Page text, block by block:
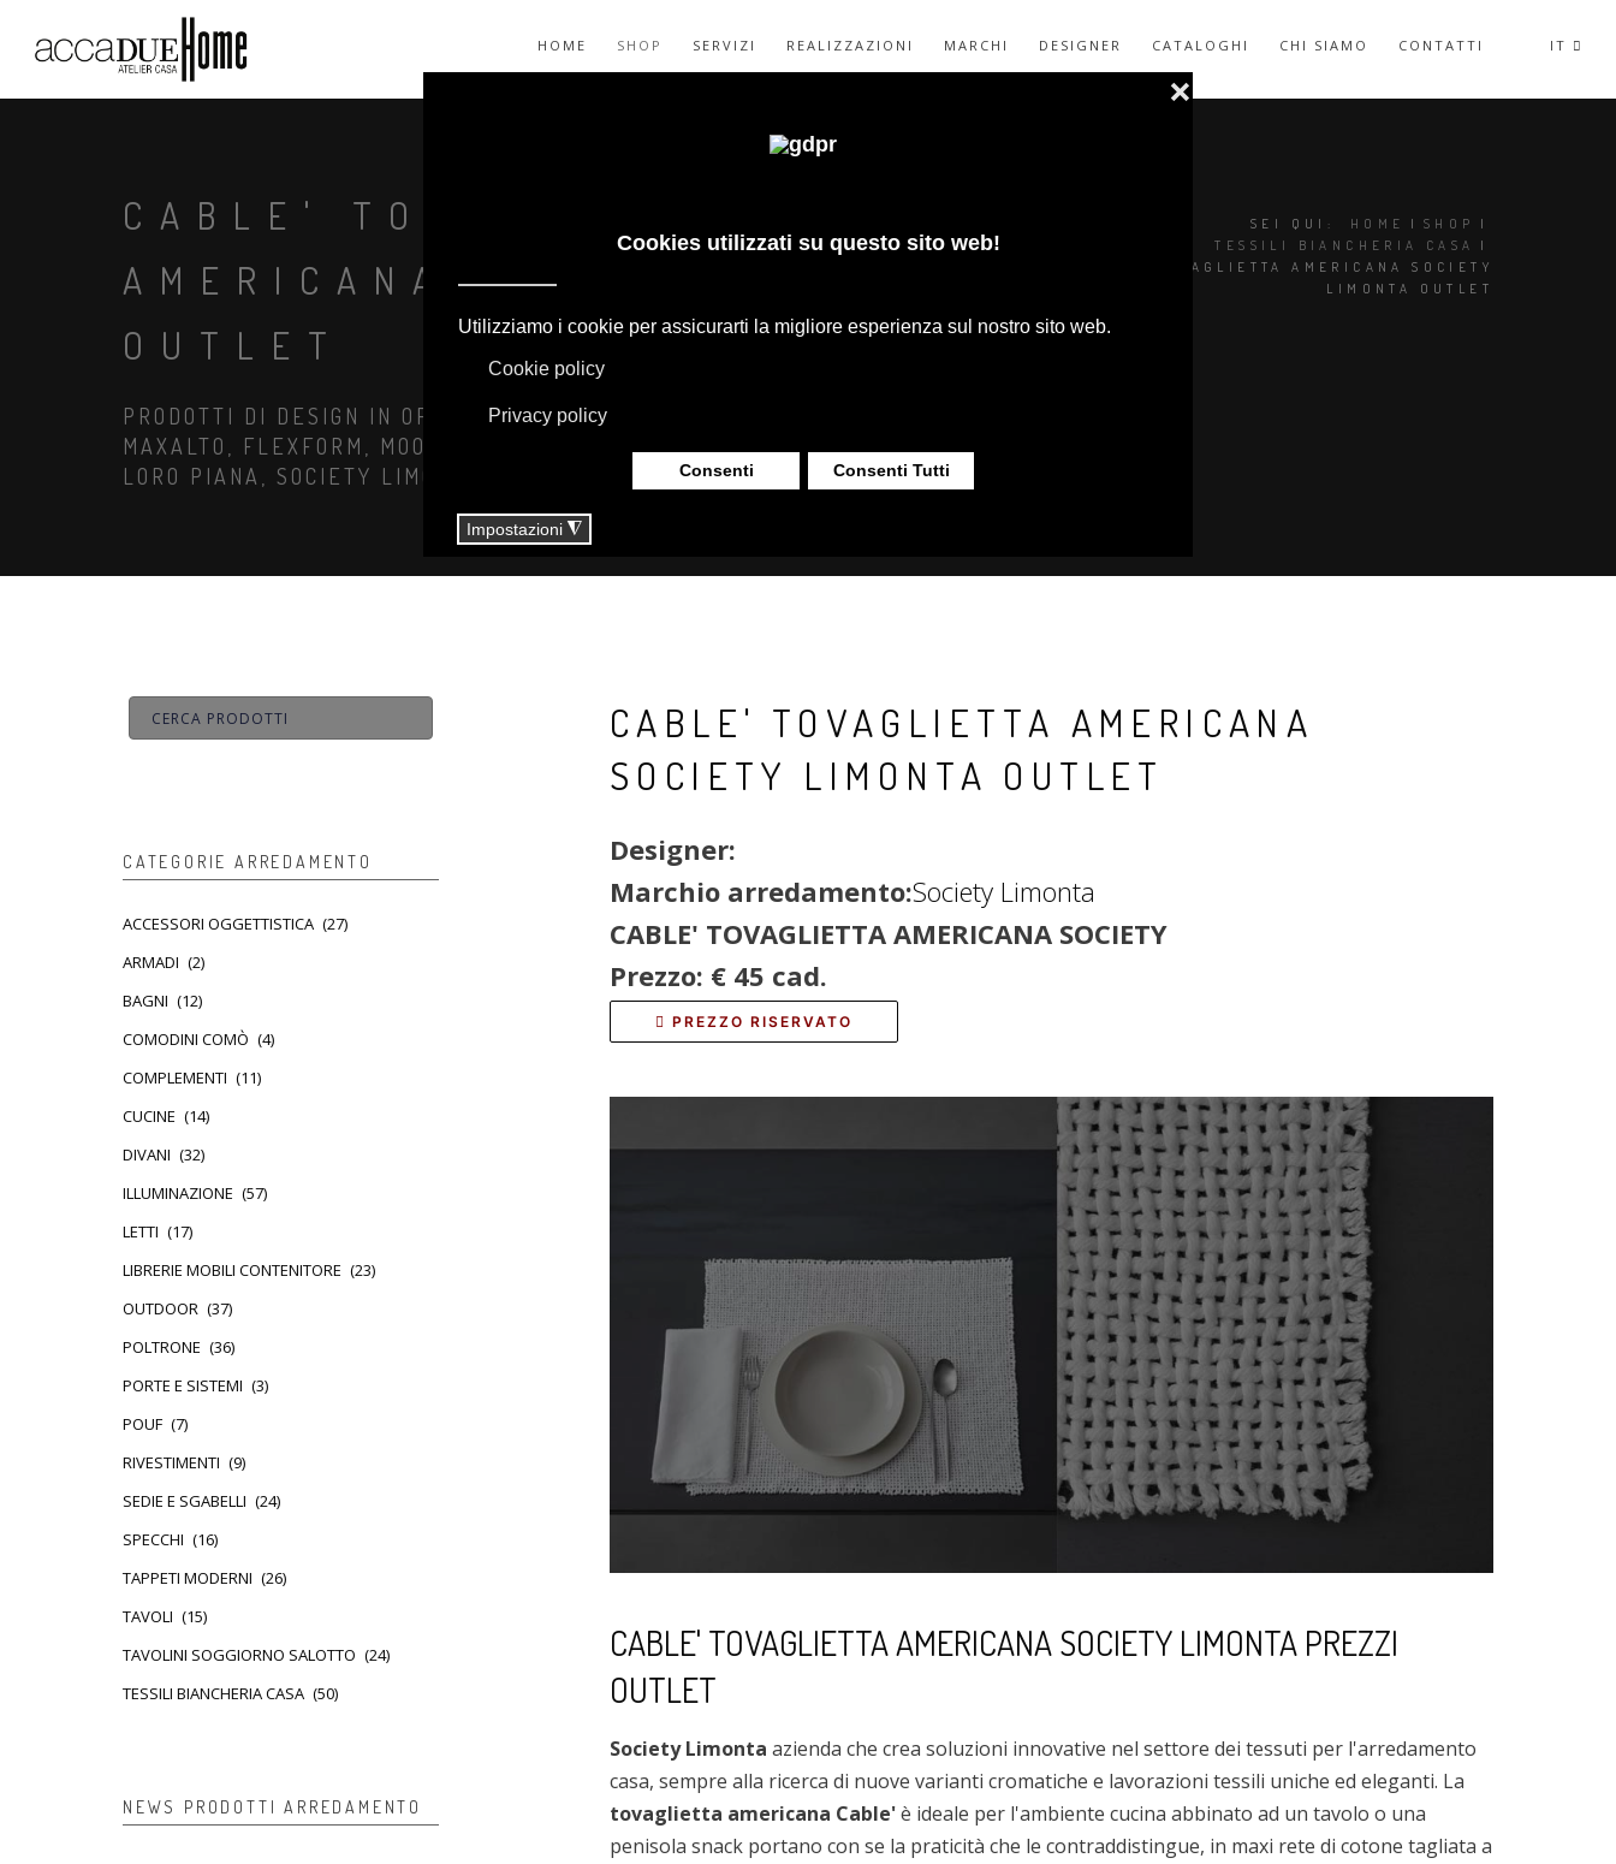
IT
HOME SHOP SERVIZI REALIZZAZIONI MARCHI DESIGNER CATALOGHI CHI SIAMO CONTATTI
CABLE' TOVAGLIETTA
AMERICANA SOCIETY LIMONTA
OUTLET
PRODOTTI DI DESIGN IN OFFERTA: AGAPE, BOFFI, B&B ITALIA, DE PADOVA,
MAXALTO, FLEXFORM, MOOOI. BIANCHERIA, TAPPETI E TESSUTI MISSONI,
LORO PIANA, SOCIETY LIMONTA. ILLUMINAZIONE DAVIDE GROPPI OLUCE.
SEI QUI: HOME | SHOP
|
TESSILI BIANCHERIA CASA
|
CABLE' TOVAGLIETTA AMERICANA SOCIETY
LIMONTA OUTLET
CABLE' TOVAGLIETTA AMERICANA
SOCIETY LIMONTA OUTLET
Designer:
Marchio arredamento:Society Limonta
CABLE' TOVAGLIETTA AMERICANA SOCIETY
Prezzo: € 45 cad.
PREZZO RISERVATO
CABLE' TOVAGLIETTA AMERICANA SOCIETY LIMONTA PREZZI
OUTLET
Society Limonta azienda che crea soluzioni innovative nel settore dei tessuti per l'arredamento
casa, sempre alla ricerca di nuove varianti cromatiche e lavorazioni tessili uniche ed eleganti. La
tovaglietta americana Cable'è ideale per l'ambiente cucina abbinato ad un tavolo o una
penisola snack portano con se la praticità che le contraddistingue, in maxi rete di cotone tagliata a
CATEGORIE ARREDAMENTO
ACCESSORI OGGETTISTICA (27)
ARMADI (2)
BAGNI (12)
COMODINI COMÒ (4)
COMPLEMENTI (11)
CUCINE (14)
DIVANI (32)
ILLUMINAZIONE (57)
LETTI (17)
LIBRERIE MOBILI CONTENITORE (23)
OUTDOOR (37)
POLTRONE (36)
PORTE E SISTEMI (3)
POUF (7)
RIVESTIMENTI (9)
SEDIE E SGABELLI (24)
SPECCHI (16)
TAPPETI MODERNI (26)
TAVOLI (15)
TAVOLINI SOGGIORNO SALOTTO (24)
TESSILI BIANCHERIA CASA (50)
NEWS PRODOTTI ARREDAMENTO